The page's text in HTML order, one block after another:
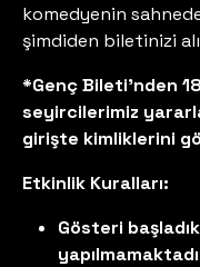
komedyenin
şimdiden biletinizi
*Genç Bileti'nden
seyircilerimiz
girişte kimliklerini
Etkinlik Kuralları:
Gösteri